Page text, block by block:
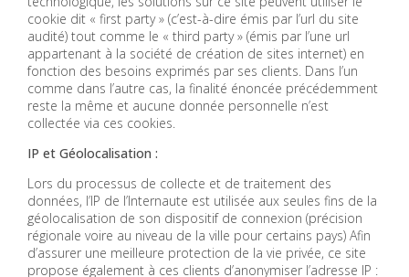
cookie dit « first party » (c’est-à-dire émis par l’url du site
audité) tout comme le « third party » (émis par l’une url
appartenant à la société de création de sites internet) en
fonction des besoins exprimés par ses clients. Dans l’un
comme dans l’autre cas, la finalité énoncée précédemment
reste la même et aucune donnée personnelle n’est
collectée via ces cookies.
IP et Géolocalisation :
Lors du processus de collecte et de traitement des
données, l’IP de l’Internaute est utilisée aux seules fins de la
géolocalisation de son dispositif de connexion (précision
régionale voire au niveau de la ville pour certains pays) Afin
d’assurer une meilleure protection de la vie privée, ce site
propose également à ces clients d’anonymiser l’adresse IP :